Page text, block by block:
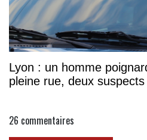
Lyon : un homme
pleine rue, deux
26 commentaires